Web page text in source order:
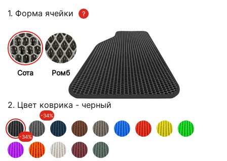
1. Форма ячейки
Сота Ромб
2. Цвет коврика - черный
-34%
-34%